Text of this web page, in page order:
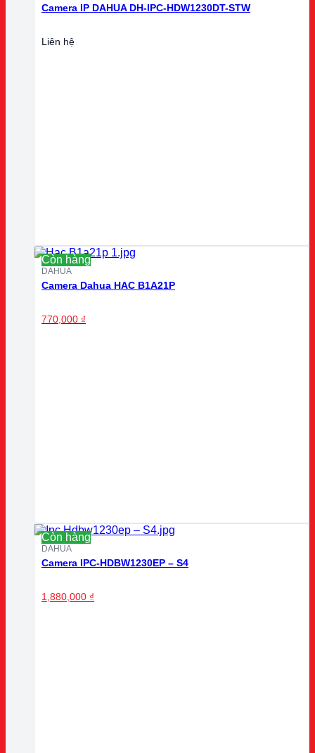
Camera IP DAHUA DH-IPC-HDW1230DT-STW
Liên hệ
Còn hàng
DAHUA
Camera Dahua HAC B1A21P
770,000 ₫
Còn hàng
DAHUA
Camera IPC-HDBW1230EP – S4
1,880,000 ₫